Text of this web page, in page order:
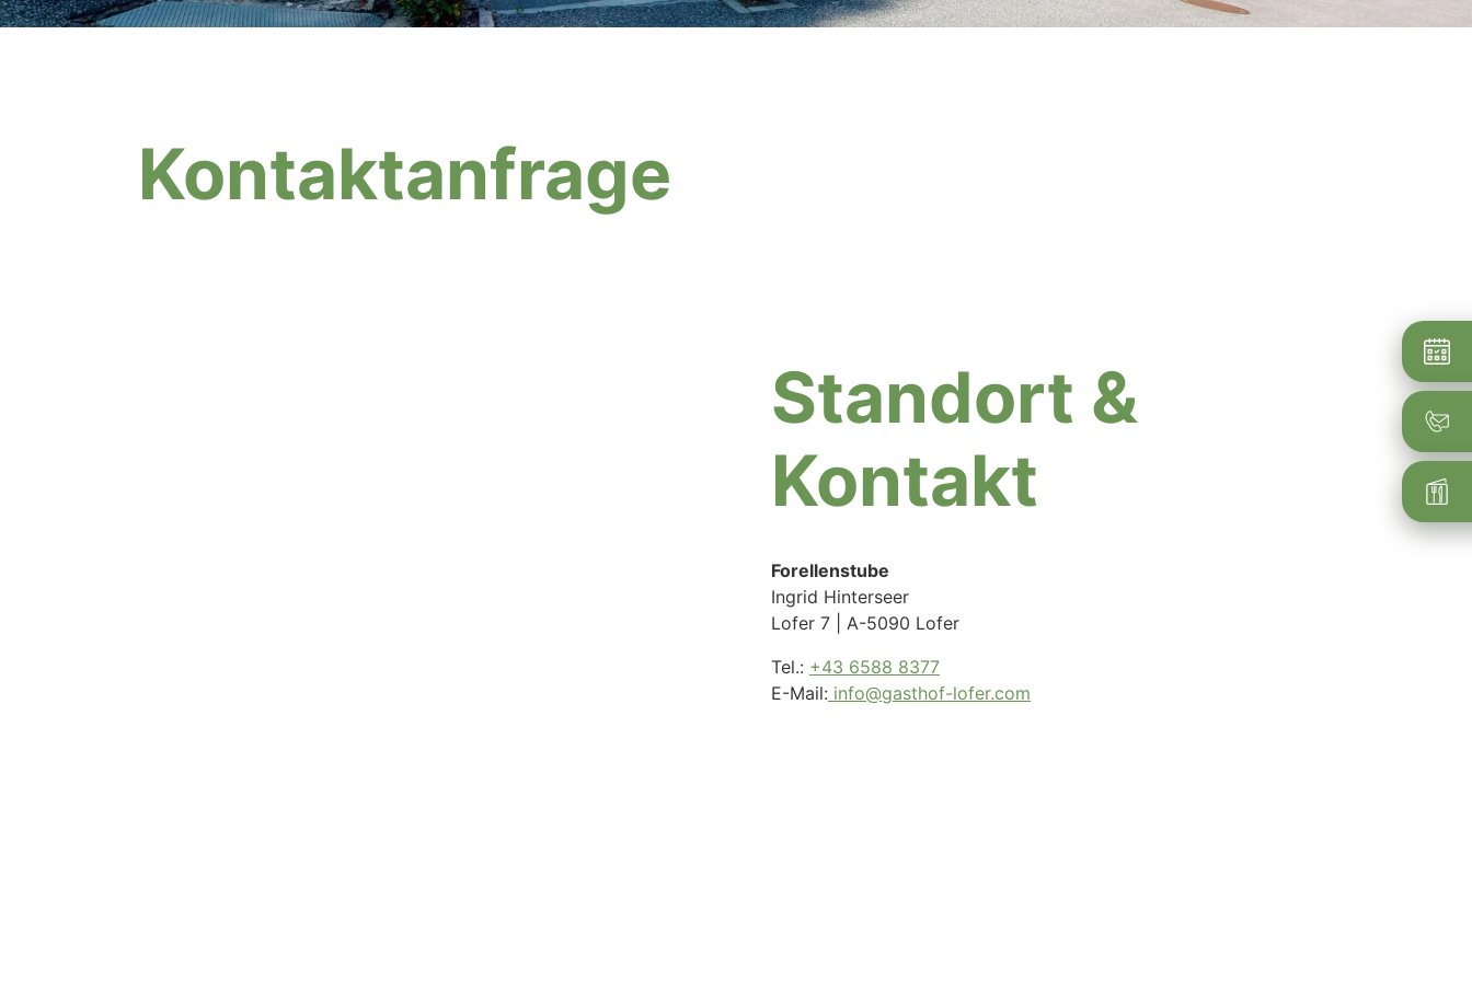
Kontaktanfrage
Standort &
Kontakt
Forellenstube
Ingrid Hinterseer
Lofer 7 | A-5090 Lofer
Tel.: +43 6588 8377
E-Mail: info@gasthof-lofer.com